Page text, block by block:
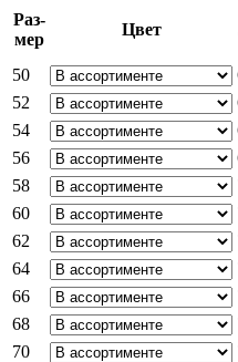
Раз­
мер
Цвет
50
52
54
56
58
60
62
64
66
68
70